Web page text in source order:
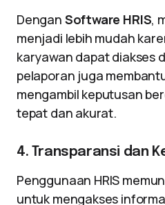
Dengan Software HRIS,
menjadi lebih mudah
karyawan dapat diakses
pelaporan juga
mengambil keputusan
tepat dan akurat.
4. Transparansi dan
Penggunaan HRIS
untuk mengakses